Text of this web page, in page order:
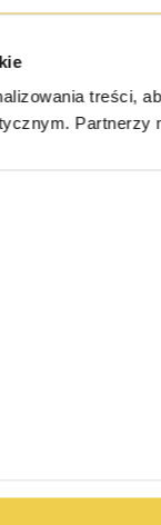
treści,